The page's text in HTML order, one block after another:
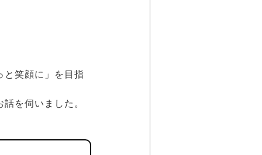
と笑顔に」を目指
を伺いました。